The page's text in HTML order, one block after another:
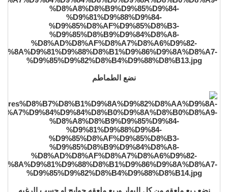
نضع الطماطم
نضع ربع ملعقه من كل البهار وربع ملعقه حوايج او حسب الرغبه